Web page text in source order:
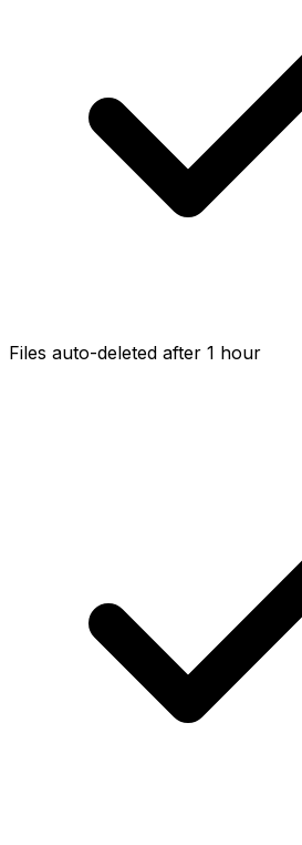
Files auto-deleted after 1 hour